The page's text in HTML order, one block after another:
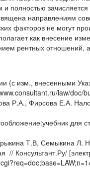
полностью
направлениям
факторов не могут
как внесение
рентных отношений,
(с изм., внесенными
law/
Р.А., Фирсова Е.А.
для
Т.В, Семыкина Л.
Консультант.Ру/